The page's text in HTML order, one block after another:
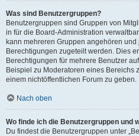
Was sind Benutzergruppen?
Benutzergruppen sind Gruppen von
in für die Board-Administration
kann mehreren Gruppen angehören
Berechtigungen zugeteilt werden. Dies
Berechtigungen für mehrere Benutzer
Beispiel zu Moderatoren eines Bereichs
einem nichtöffentlichen Forum zu geben.
Nach oben
Wo finde ich die Benutzergruppen und
Du findest die Benutzergruppen unter